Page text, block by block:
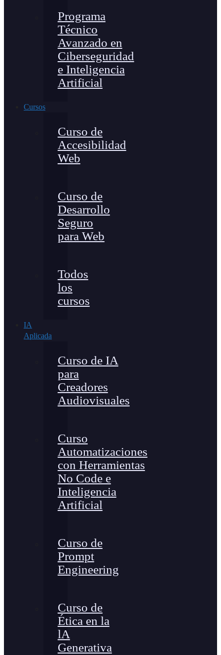
Programa
Técnico
Avanzado en
Ciberseguridad
e Inteligencia
Artificial
Cursos
Curso de
Accesibilidad
Web
Curso de
Desarrollo
Seguro
para Web
Todos
los
cursos
IA
Aplicada
Curso de IA
para
Creadores
Audiovisuales
Curso
Automatizaciones
con Herramientas
No Code e
Inteligencia
Artificial
Curso de
Prompt
Engineering
Curso de
Ética en la
lA
Generativa